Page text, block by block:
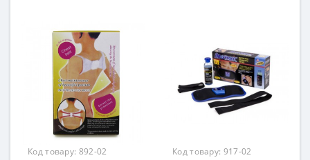
Код товару: 892-02 Код товару: 917-02